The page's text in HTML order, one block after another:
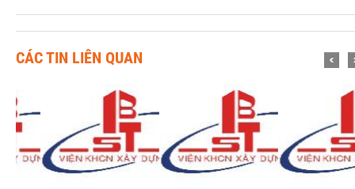
CÁC TIN LIÊN QUAN